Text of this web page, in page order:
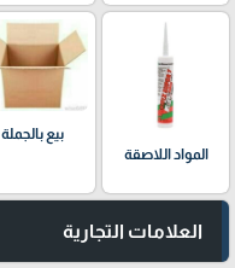
المواد اللاصقة
بيع بالجملة
العلامات التجارية